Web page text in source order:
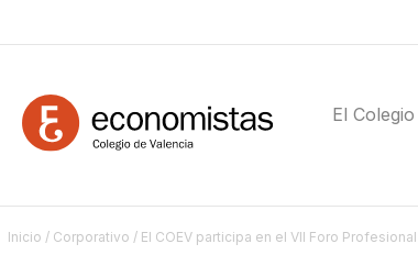
El Colegio
Inicio / Corporativo / El COEV participa en el VII Foro